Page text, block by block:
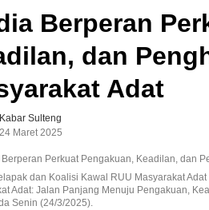
Berperan
dan
Adat
Kabar Sulteng
24 Maret 2025
dan Koalisi Kawal RUU Masyarakat
Adat: Jalan Panjang Menuju Pengakuan,
Senin (24/3/2025).